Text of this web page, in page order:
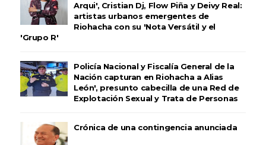
Arqui', Cristian Dj, Flow Piña y Deivy Real:
artistas urbanos emergentes de
Riohacha con su 'Nota Versátil y el
'Grupo R'
Policía Nacional y Fiscalía General de la
Nación capturan en Riohacha a Alias
León', presunto cabecilla de una Red de
Explotación Sexual y Trata de Personas
Crónica de una contingencia anunciada